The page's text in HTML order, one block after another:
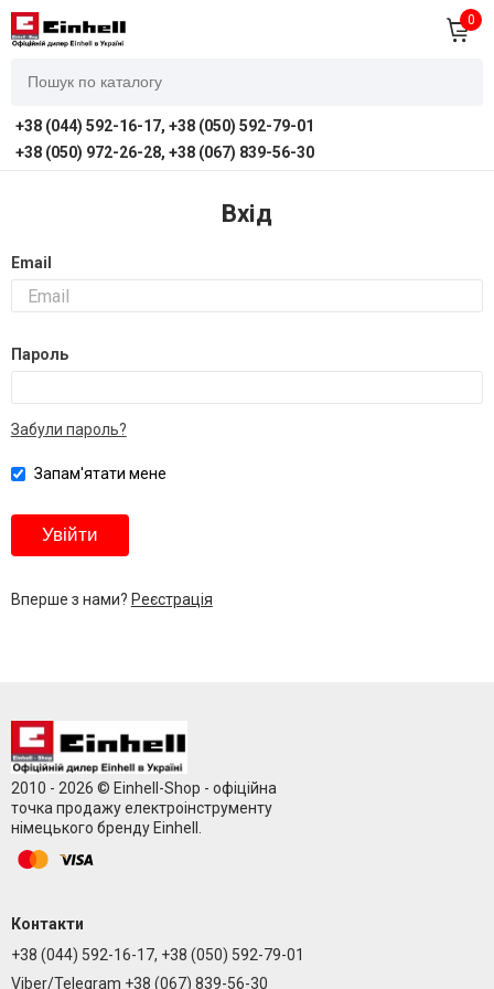
0
+38 (044) 592-16-17, +38 (050) 592-79-01
+38 (050) 972-26-28, +38 (067) 839-56-30
Вхід
Email
Пароль
Забули пароль?
Запам'ятати мене
Вперше з нами? Реєстрація
2010 - 2026 © Einhell-Shop - офіційна
точка продажу електроінструменту
німецького бренду Einhell.
Контакти
+38 (044) 592-16-17, +38 (050) 592-79-01
Viber/Telegram +38 (067) 839-56-30